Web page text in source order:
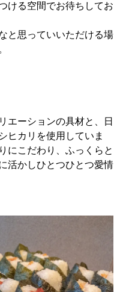
ける空間でお待ちしてお
と思っていいただける場
エーションの具材と、日
ヒカリを使用していま
にこだわり、ふっくらと
活かしひとつひとつ愛情